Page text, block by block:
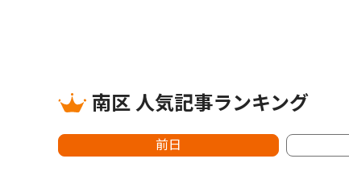
南区 人気記事ランキング
前日